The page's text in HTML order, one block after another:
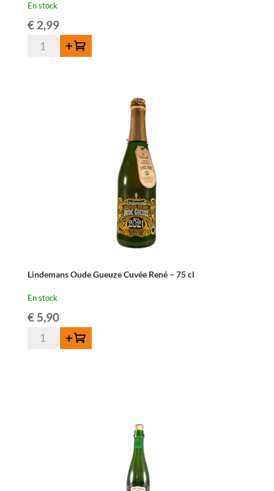
En stock
€2,99
quantité
Ajouter au panier
Lindemans Oude Gueuze Cuvée René – 75 cl
En stock
€5,90
quantité
Ajouter au panier